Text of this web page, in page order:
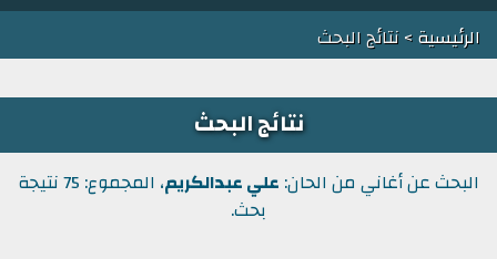
الرئيسية> نتائج البحث
نتائج البحث
البحث عن أغاني من الحان: علي عبدالكريم
، المجموع: 75 نتيجة
بحث.